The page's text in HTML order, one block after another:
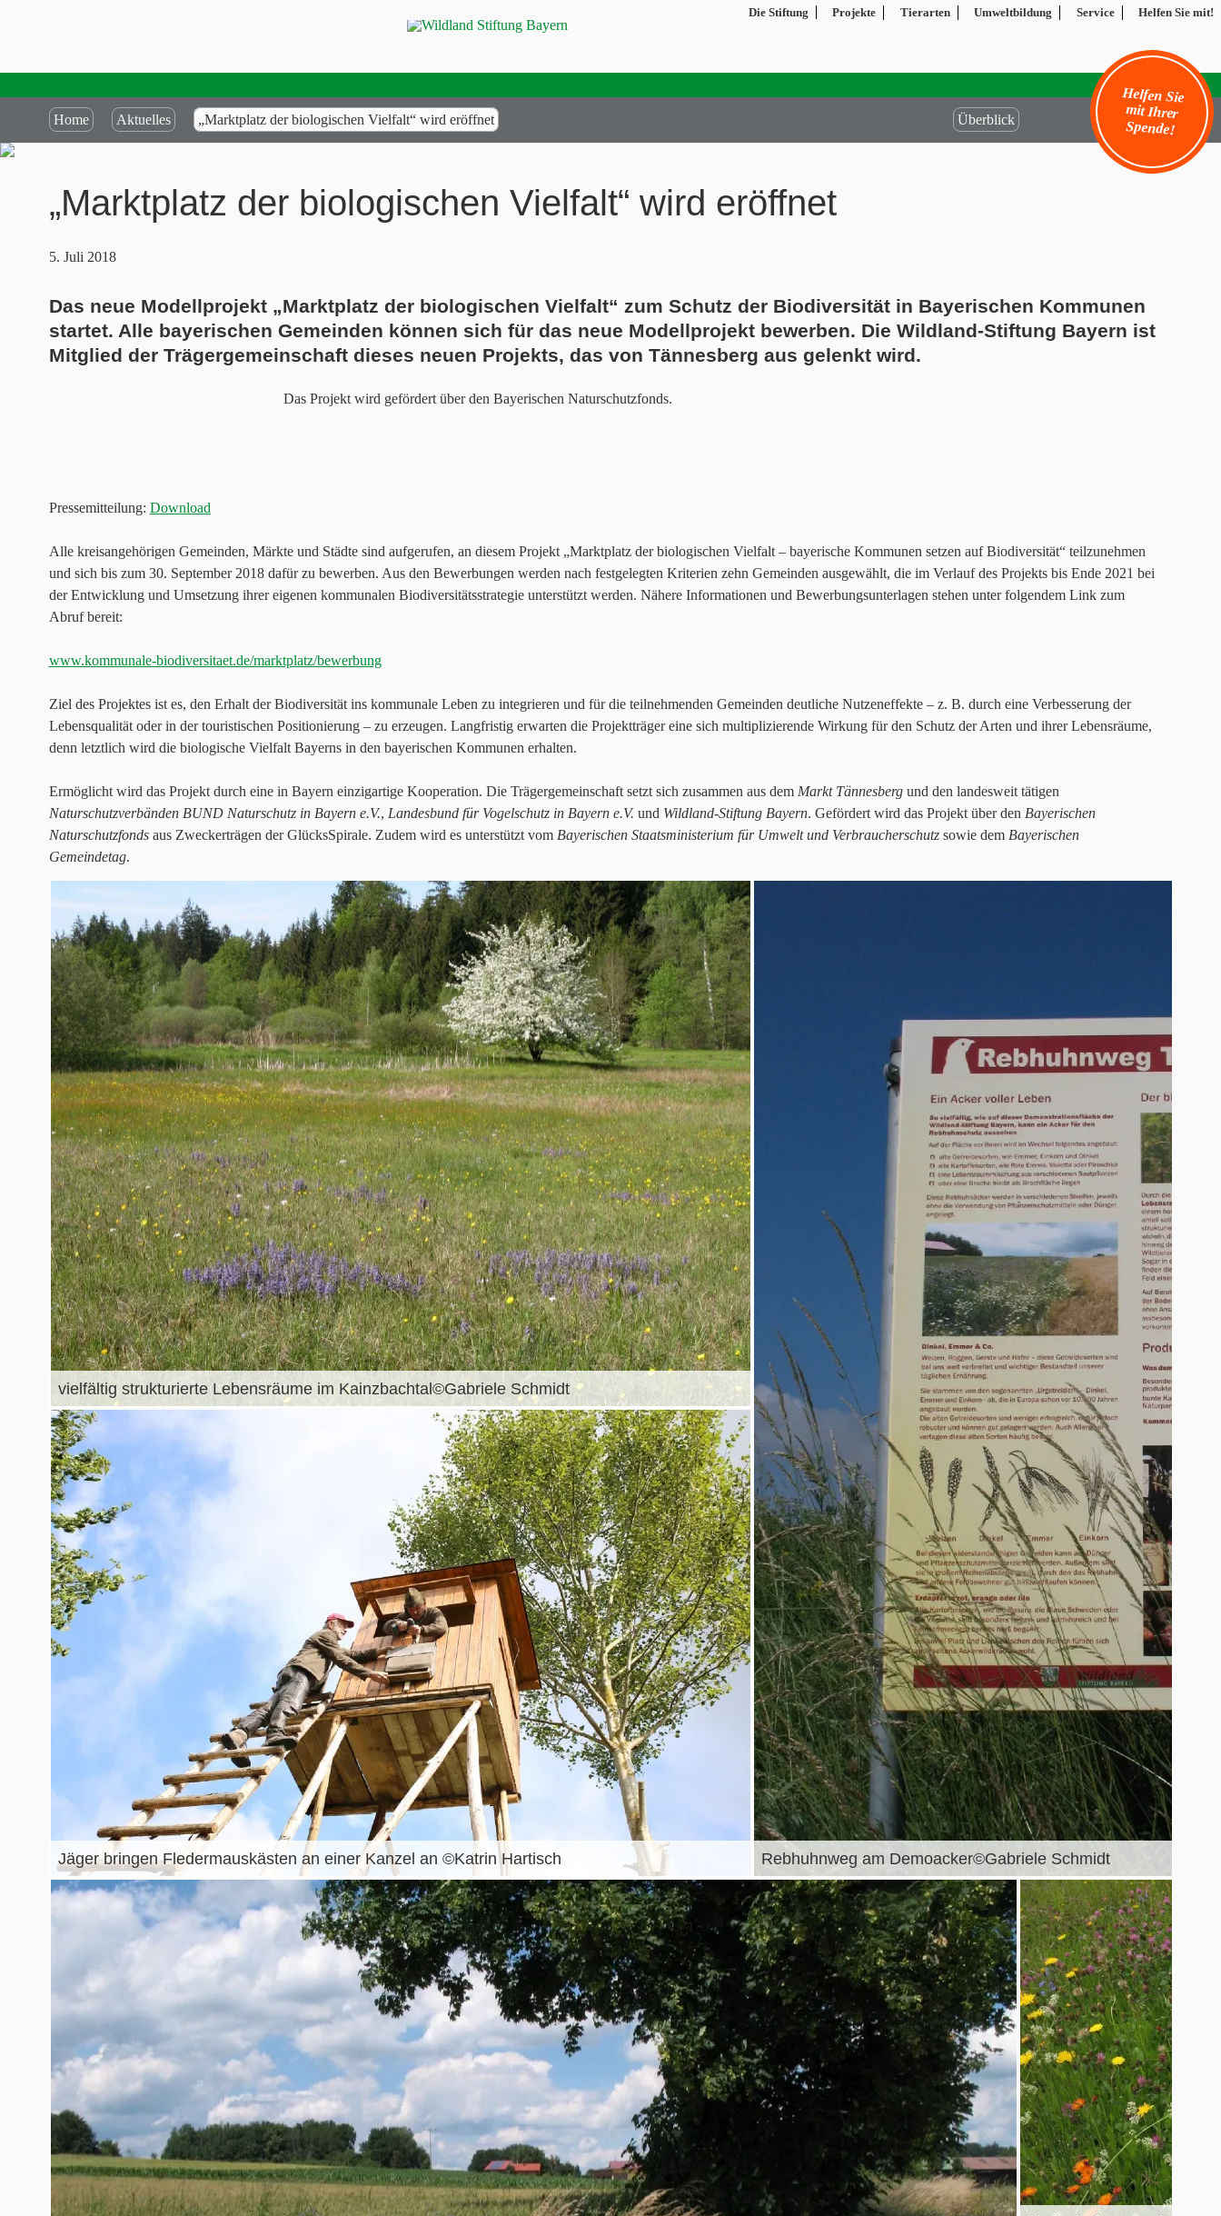
Die Stiftung Projekte Tierarten Umweltbildung Service Helfen Sie mit!
Helfen Sie
mit Ihrer
Spende!
Home Aktuelles „Marktplatz der biologischen Vielfalt“ wird eröffnet Überblick
„Marktplatz der biologischen Vielfalt“ wird eröffnet
5. Juli 2018
Das neue Modellprojekt „Marktplatz der biologischen Vielfalt“ zum Schutz der Biodiversität in Bayerischen Kommunen
startet. Alle bayerischen Gemeinden können sich für das neue Modellprojekt bewerben. Die Wildland-Stiftung Bayern ist
Mitglied der Trägergemeinschaft dieses neuen Projekts, das von Tännesberg aus gelenkt wird.
Das Projekt wird gefördert über den Bayerischen Naturschutzfonds.
Pressemitteilung: Download
Alle kreisangehörigen Gemeinden, Märkte und Städte sind aufgerufen, an diesem Projekt „Marktplatz der biologischen Vielfalt – bayerische Kommunen setzen auf Biodiversität“ teilzunehmen
und sich bis zum 30. September 2018 dafür zu bewerben. Aus den Bewerbungen werden nach festgelegten Kriterien zehn Gemeinden ausgewählt, die im Verlauf des Projekts bis Ende 2021 bei
der Entwicklung und Umsetzung ihrer eigenen kommunalen Biodiversitätsstrategie unterstützt werden. Nähere Informationen und Bewerbungsunterlagen stehen unter folgendem Link zum
Abruf bereit:
www.kommunale-biodiversitaet.de/marktplatz/bewerbung
Ziel des Projektes ist es, den Erhalt der Biodiversität ins kommunale Leben zu integrieren und für die teilnehmenden Gemeinden deutliche Nutzeneffekte – z. B. durch eine Verbesserung der
Lebensqualität oder in der touristischen Positionierung – zu erzeugen. Langfristig erwarten die Projektträger eine sich multiplizierende Wirkung für den Schutz der Arten und ihrer Lebensräume,
denn letztlich wird die biologische Vielfalt Bayerns in den bayerischen Kommunen erhalten.
Ermöglicht wird das Projekt durch eine in Bayern einzigartige Kooperation. Die Trägergemeinschaft setzt sich zusammen aus dem Markt Tännesbergund den landesweit tätigen
Naturschutzverbänden BUND Naturschutz in Bayern e.V., Landesbund für Vogelschutz in Bayern e.V.und Wildland-Stiftung Bayern. Gefördert wird das Projekt über den Bayerischen
Naturschutzfondsaus Zweckerträgen der GlücksSpirale. Zudem wird es unterstützt vom Bayerischen Staatsministerium für Umwelt und Verbraucherschutzsowie dem Bayerischen
Gemeindetag.
vielfältig strukturierte Lebensräume im Kainzbachtal©Gabriele Schmidt
Jäger bringen Fledermauskästen an einer Kanzel an ©Katrin Hartisch Rebhuhnweg am Demoacker©Gabriele Schmidt